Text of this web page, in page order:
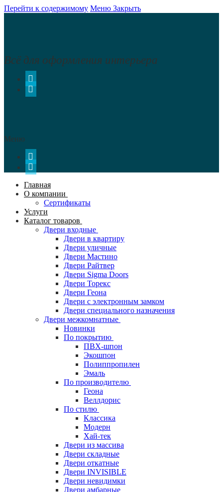
Перейти к содержимому Меню Закрыть
Всё для оформления интерьера
Меню
Главная
О компании
Сертификаты
Услуги
Каталог товаров
Двери входные
Двери в квартиру
Двери уличные
Двери Мастино
Двери Райтвер
Двери Sigma Doors
Двери Торекс
Двери Геона
Двери с электронным замком
Двери специального назначения
Двери межкомнатные
Новинки
По покрытию
ПВХ-шпон
Экошпон
Полиппропилен
Эмаль
По производителю
Геона
Веллдорис
По стилю
Классика
Модерн
Хай-тек
Двери из массива
Двери складные
Двери откатные
Двери INVISIBLE
Двери невидимки
Двери амбарные